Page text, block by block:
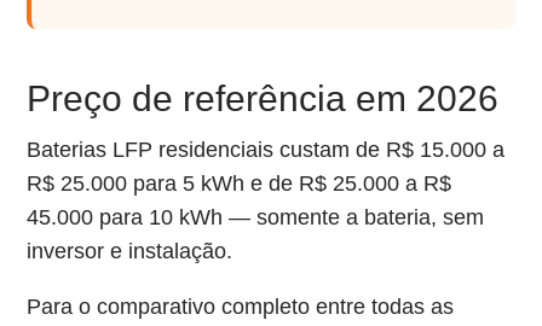
Preço de referência em 2026
Baterias LFP residenciais custam de R$ 15.000 a
R$ 25.000 para 5 kWh e de R$ 25.000 a R$
45.000 para 10 kWh — somente a bateria, sem
inversor e instalação.
Para o comparativo completo entre todas as